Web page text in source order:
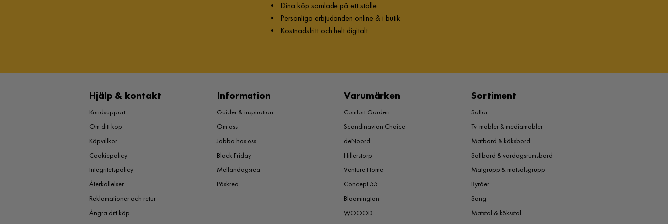
• Dina köp samlade på ett ställe
• Personliga erbjudanden online & i butik
• Kostnadsfritt och helt digitalt
Hjälp & kontakt
Kundsupport
Om ditt köp
Köpvillkor
Cookiepolicy
Integritetspolicy
Återkallelser
Reklamationer och retur
Ångra ditt köp
Information
Guider & inspiration
Om oss
Jobba hos oss
Black Friday
Mellandagsrea
Påskrea
Varumärken
Comfort Garden
Scandinavian Choice
deNoord
Hillerstorp
Venture Home
Concept 55
Bloomington
WOOOD
Sortiment
Soffor
Tv-möbler & mediamöbler
Matbord & köksbord
Soffbord & vardagsrumsbord
Matgrupp & matsalsgrupp
Byråer
Säng
Matstol & köksstol